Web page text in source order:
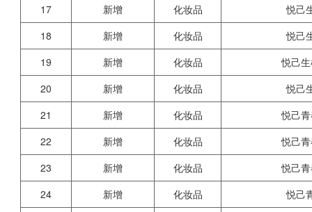
17
新增 化妆品
悦己
18
新增 化妆品
悦己
19
新增 化妆品
悦己
20
新增 化妆品
悦己
21
新增 化妆品
悦己
22
新增 化妆品
悦己
23
新增 化妆品
悦己
24
新增 化妆品
悦己